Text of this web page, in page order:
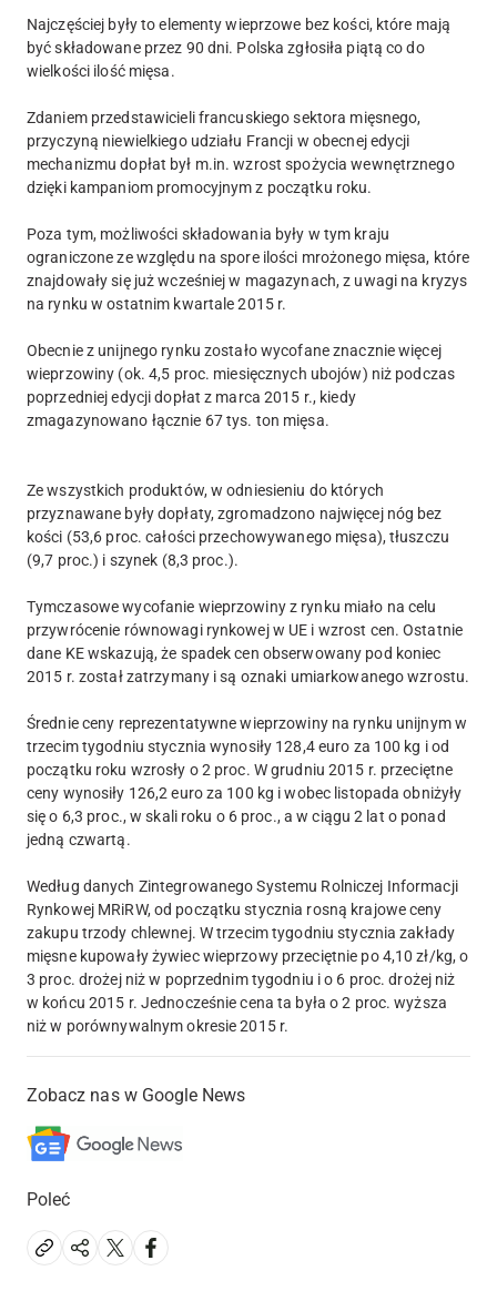
Najczęściej były to elementy wieprzowe bez kości, które mają
być składowane przez 90 dni. Polska zgłosiła piątą co do
wielkości ilość mięsa.
Zdaniem przedstawicieli francuskiego sektora mięsnego,
przyczyną niewielkiego udziału Francji w obecnej edycji
mechanizmu dopłat był m.in. wzrost spożycia wewnętrznego
dzięki kampaniom promocyjnym z początku roku.
Poza tym, możliwości składowania były w tym kraju
ograniczone ze względu na spore ilości mrożonego mięsa, które
znajdowały się już wcześniej w magazynach, z uwagi na kryzys
na rynku w ostatnim kwartale 2015 r.
Obecnie z unijnego rynku zostało wycofane znacznie więcej
wieprzowiny (ok. 4,5 proc. miesięcznych ubojów) niż podczas
poprzedniej edycji dopłat z marca 2015 r., kiedy
zmagazynowano łącznie 67 tys. ton mięsa.
Ze wszystkich produktów, w odniesieniu do których
przyznawane były dopłaty, zgromadzono najwięcej nóg bez
kości (53,6 proc. całości przechowywanego mięsa), tłuszczu
(9,7 proc.) i szynek (8,3 proc.).
Tymczasowe wycofanie wieprzowiny z rynku miało na celu
przywrócenie równowagi rynkowej w UE i wzrost cen. Ostatnie
dane KE wskazują, że spadek cen obserwowany pod koniec
2015 r. został zatrzymany i są oznaki umiarkowanego wzrostu.
Średnie ceny reprezentatywne wieprzowiny na rynku unijnym w
trzecim tygodniu stycznia wynosiły 128,4 euro za 100 kg i od
początku roku wzrosły o 2 proc. W grudniu 2015 r. przeciętne
ceny wynosiły 126,2 euro za 100 kg i wobec listopada obniżyły
się o 6,3 proc., w skali roku o 6 proc., a w ciągu 2 lat o ponad
jedną czwartą.
Według danych Zintegrowanego Systemu Rolniczej Informacji
Rynkowej MRiRW, od początku stycznia rosną krajowe ceny
zakupu trzody chlewnej. W trzecim tygodniu stycznia zakłady
mięsne kupowały żywiec wieprzowy przeciętnie po 4,10 zł/kg, o
3 proc. drożej niż w poprzednim tygodniu i o 6 proc. drożej niż
w końcu 2015 r. Jednocześnie cena ta była o 2 proc. wyższa
niż w porównywalnym okresie 2015 r.
Zobacz nas w Google News
Poleć